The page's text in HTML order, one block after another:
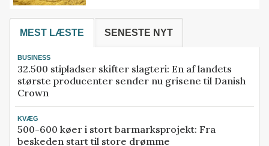
MEST LÆSTE SENESTE NYT
BUSINESS
32.500 stipladser skifter slagteri: En af landets
største producenter sender nu grisene til Danish
Crown
KVÆG
500-600 køer i stort barmarksprojekt: Fra
beskeden start til store drømme